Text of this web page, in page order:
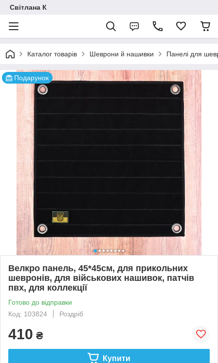
Світлана К
Каталог товарів Шеврони й нашивки Панелі для
Подарунок
Велкро панель, 45*45см, для прикольних
шевронів, для військових нашивок, патчів
пвх, для коллекції
Готово до відправки
Код: 103824
Роздріб
410 ₴
Купити